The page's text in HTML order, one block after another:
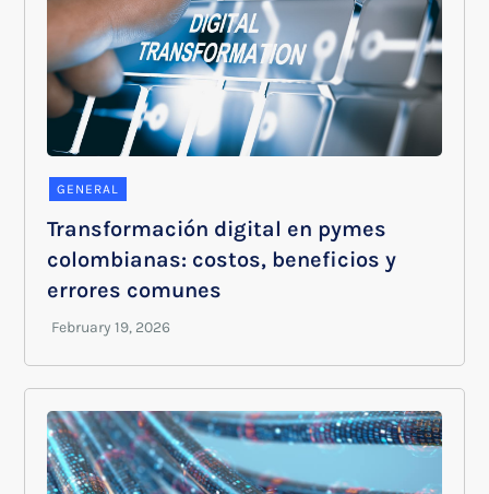
GENERAL
Transformación digital en pymes
colombianas: costos, beneficios y
errores comunes